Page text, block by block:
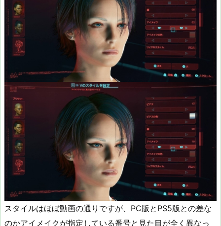
スタイルはほぼ動画の通りですが、PC版とPS5版との差な
のかアイメイクが指定している番号と見た目が全く異なっ